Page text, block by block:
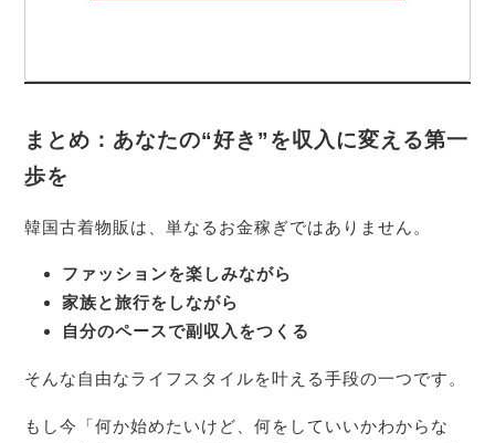
まとめ：あなたの“好き”を収入に変える第一
歩を
韓国古着物販は、単なるお金稼ぎではありません。
ファッションを楽しみながら
家族と旅行をしながら
自分のペースで副収入をつくる
そんな自由なライフスタイルを叶える手段の一つです。
もし今「何か始めたいけど、何をしていいかわからな